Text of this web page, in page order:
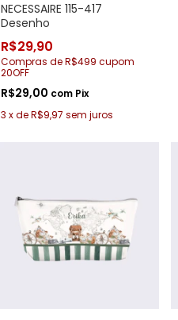
NECESSAIRE 115-417
Desenho
R$29,90
Compras de R$499 cupom
20OFF
R$29,00 com Pix
3 xdeR$9,97 sem juros